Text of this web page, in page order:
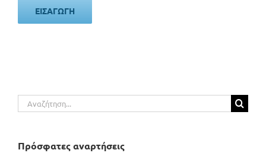
Αναζήτηση
για:
Πρόσφατες αναρτήσεις